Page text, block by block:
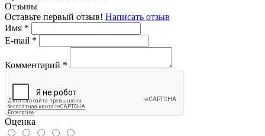
Отзывы
Оставьте первый отзыв! Написать отзыв
Имя *
E-mail *
Комментарий *
Оценка